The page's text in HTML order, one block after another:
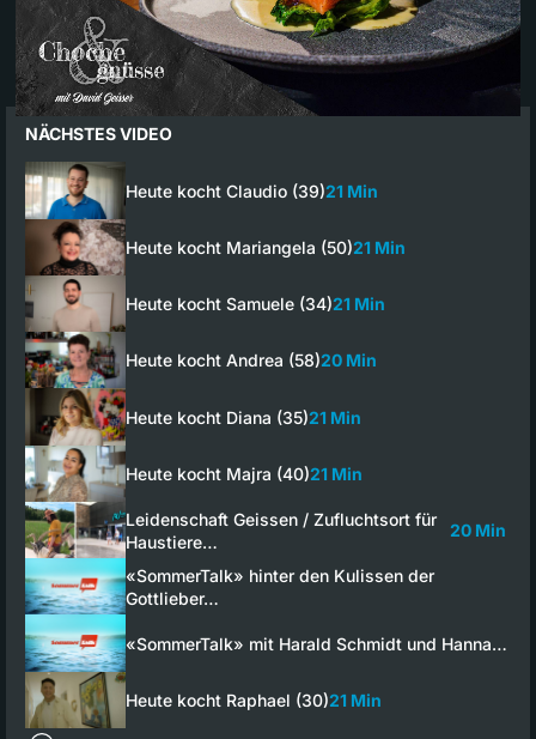
NÄCHSTES VIDEO
Heute kocht Claudio (39)21 Min
Heute kocht Mariangela (50)21 Min
Heute kocht Samuele (34)21 Min
Heute kocht Andrea (58)20 Min
Heute kocht Diana (35)21 Min
Heute kocht Majra (40)21 Min
Leidenschaft Geissen / Zufluchtsort für
Haustiere…
20 Min
«SommerTalk» hinter den Kulissen der
Gottlieber…
«SommerTalk» mit Harald Schmidt und Hanna…
Heute kocht Raphael (30)21 Min